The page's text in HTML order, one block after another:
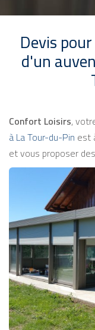
Devis
d'un
Confort Loisirs,
à La Tour-du-Pin est
et vous proposer